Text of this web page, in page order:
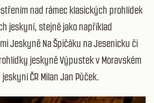
nad rámec klasických prohlídek
jeskyní, stejně jako například
Jeskyně Na Špičáku na Jesenicku či
jeskyně Výpustek v Moravském
ČR Milan Jan Půček.